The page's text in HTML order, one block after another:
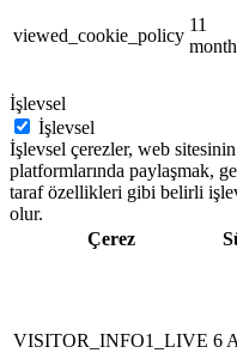
viewed_cookie_policy
11
İşlevsel
İşlevsel
İşlevsel çerezler, web
platformlarında paylaşmak,
taraf özellikleri gibi belirli
olur.
Çerez
VISITOR_INFO1_LIVE 6